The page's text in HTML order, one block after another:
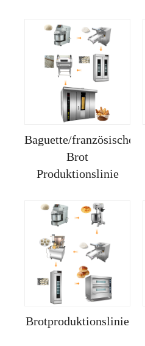
Baguette/französisches
Brot
Produktionslinie
Brotproduktionslinie